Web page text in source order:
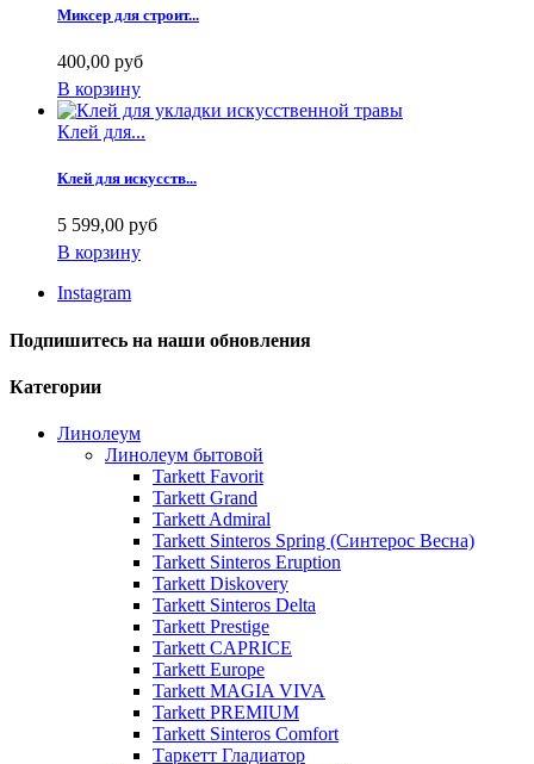
Миксер для строит...
400,00 руб
В корзину
Клей для...
Клей для искусств...
5 599,00 руб
В корзину
Instagram
Подпишитесь на наши обновления
Категории
Линолеум
Линолеум бытовой
Tarkett Favorit
Tarkett Grand
Tarkett Admiral
Tarkett Sinteros Spring (Синтерос Весна)
Tarkett Sinteros Eruption
Tarkett Diskovery
Tarkett Sinteros Delta
Tarkett Prestige
Tarkett CAPRICE
Tarkett Europe
Tarkett MAGIA VIVA
Tarkett PREMIUM
Tarkett Sinteros Comfort
Таркетт Гладиатор